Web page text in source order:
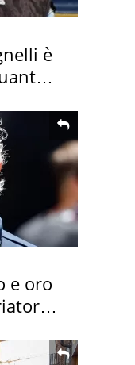
è
e oro